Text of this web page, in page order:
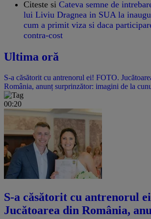
Citeste si Cateva semne de
lui Liviu Dragnea in SUA la
cum a primit viza si daca
contra-cost
Ultima oră
S-a căsătorit cu antrenorul ei! FOTO.
România, anunț surprinzător: imagini de la
00:20
S-a căsătorit cu antrenorul
Jucătoarea din România,